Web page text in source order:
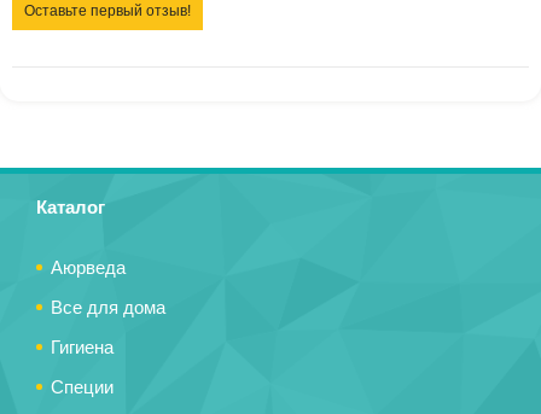
Оставьте первый отзыв!
Каталог
Аюрведа
Все для дома
Гигиена
Специи